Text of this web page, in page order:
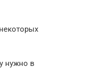
нужно в